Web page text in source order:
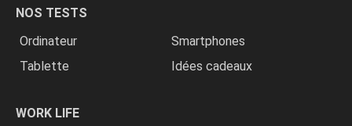
NOS TESTS
Ordinateur
Smartphones
Tablette
Idées cadeaux
WORK LIFE